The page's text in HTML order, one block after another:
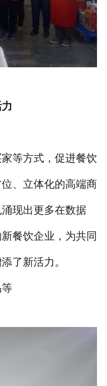
等方式，促进餐饮
、立体化的高端商
现出更多在数据
餐饮企业，为共同
了新活力。